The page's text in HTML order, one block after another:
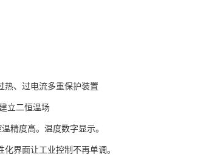
热、过电流多重保护装置
立二恒温场
精度高。温度数字显示。
界面让工业控制不再单调。